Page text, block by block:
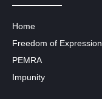
Home
Freedom of Expression
PEMRA
Impunity